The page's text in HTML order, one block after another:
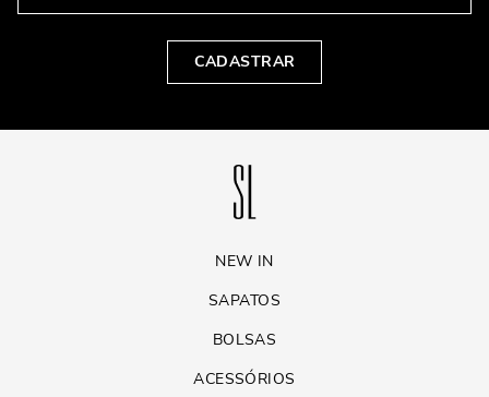
CADASTRAR
NEW IN
SAPATOS
BOLSAS
ACESSÓRIOS